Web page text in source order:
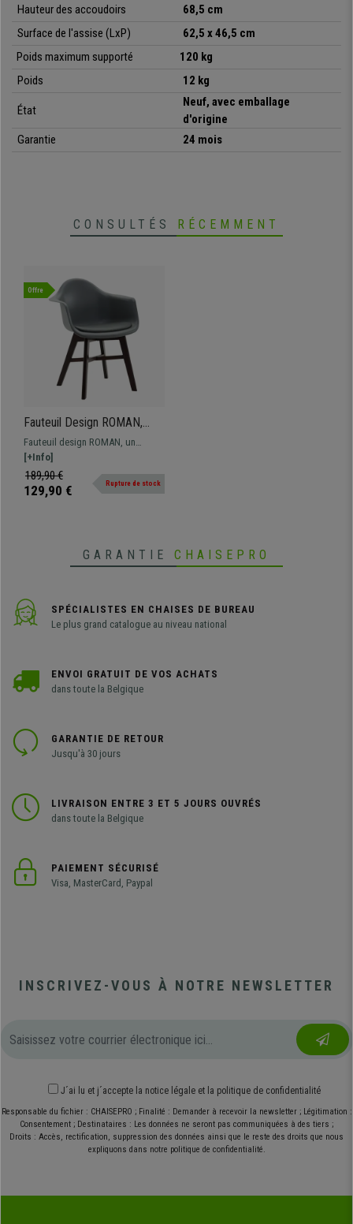
• Assise rembourrée avec revêtement en cuir synthétique
• Piétement en bois de hêtre, très robuste
•Disponible en différentes couleurs et finitions
Hauteur des accoudoirs
68,5 cm
Surface de l'assise (LxP)
62,5 x 46,5 cm
Poids maximum supporté
120 kg
Poids
12 kg
État
Neuf, avec emballage
d'origine
Garantie
24 mois
CONSULTÉS RÉCEMMENT
Offre
Fauteuil Design ROMAN,
Style Exclusif, Piétement en
Bois couleur Ébène, Gris
Fauteuil design ROMAN, un
modèle qui allie confort et style.
Parfait pour votre salle de
réunion, votre salle d'attente ou
[+Info]
189,90 €
129,90 € Rupture de stock
GARANTIE CHAISEPRO
SPÉCIALISTES EN CHAISES DE BUREAU
Le plus grand catalogue au niveau national
ENVOI GRATUIT DE VOS ACHATS
dans toute la Belgique
GARANTIE DE RETOUR
Jusqu'à 30 jours
LIVRAISON ENTRE 3 ET 5 JOURS OUVRÉS
dans toute la Belgique
PAIEMENT SÉCURISÉ
Visa, MasterCard, Paypal
INSCRIVEZ-VOUS À NOTRE NEWSLETTER
J´ai lu et j´accepte la notice légale et la politique de confidentialité
Responsable du fichier : CHAISEPRO ; Finalité : Demander à recevoir la newsletter ; Légitimation :
Consentement ; Destinataires : Les données ne seront pas communiquées à des tiers ;
Droits : Accès, rectification, suppression des données ainsi que le reste des droits que nous
expliquons dans notre politique de confidentialité.